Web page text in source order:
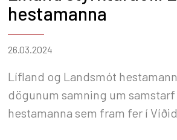
hestamanna
26.03.2024
Lífland og Landsmót
dögunum samning um
hestamanna sem fram fer í